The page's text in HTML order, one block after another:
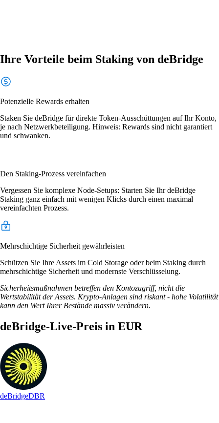
Ihre Vorteile beim Staking von deBridge
Potenzielle Rewards erhalten
Staken Sie deBridge für direkte Token-Ausschüttungen auf Ihr Konto,
je nach Netzwerkbeteiligung. Hinweis: Rewards sind nicht garantiert
und schwanken.
Den Staking-Prozess vereinfachen
Vergessen Sie komplexe Node-Setups: Starten Sie Ihr deBridge
Staking ganz einfach mit wenigen Klicks durch einen maximal
vereinfachten Prozess.
Mehrschichtige Sicherheit gewährleisten
Schützen Sie Ihre Assets im Cold Storage oder beim Staking durch
mehrschichtige Sicherheit und modernste Verschlüsselung.
Sicherheitsmaßnahmen betreffen den Kontozugriff, nicht die
Wertstabilität der Assets. Krypto-Anlagen sind riskant - hohe Volatilität
kann den Wert Ihrer Bestände massiv verändern.
deBridge-Live-Preis in EUR
deBridgeDBR